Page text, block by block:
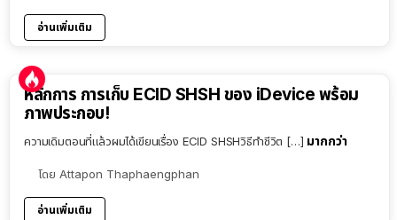
อ่านเพิ่มเติม
หลักการ การเก็บ ECID SHSH ของ iDevice พร้อม
ภาพประกอบ!
ความเดิมตอนที่แล้วผมได้เขียนเรื่อง ECID SHSHวิธีทำชีวิต […] มากกว่า
โดย Attapon Thaphaengphan
อ่านเพิ่มเติม